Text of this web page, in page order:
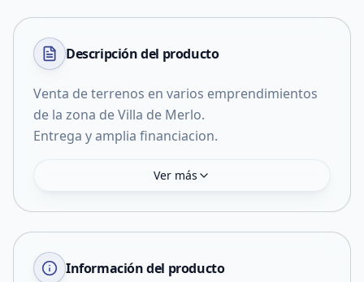
Descripción del producto
Venta de terrenos en varios emprendimientos
de la zona de Villa de Merlo.
Ver más
Información del producto